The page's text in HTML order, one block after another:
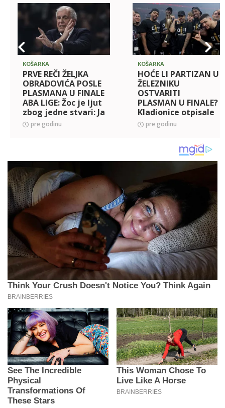
KOŠARKA
PRVE REČI ŽELJKA
OBRADOVIĆA POSLE
PLASMANA U FINALE
ABA LIGE: Žoc je ljut
zbog jedne stvari: Ja
igračima ne mogu
da kažem kad je
pre godinu
KOŠARKA
HOĆE LI PARTIZAN U
ŽELEZNIKU
OSTVARITI
PLASMAN U FINALE?
Kladionice otpisale
FMP, pogledajte
kakve su kvote pred
pre godinu